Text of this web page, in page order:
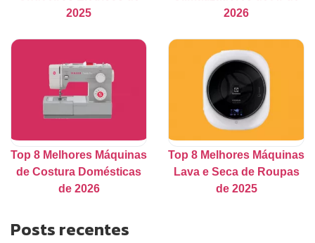
2025
2026
Top 8 Melhores Máquinas
de Costura Domésticas
de 2026
Top 8 Melhores Máquinas
Lava e Seca de Roupas
de 2025
Posts recentes